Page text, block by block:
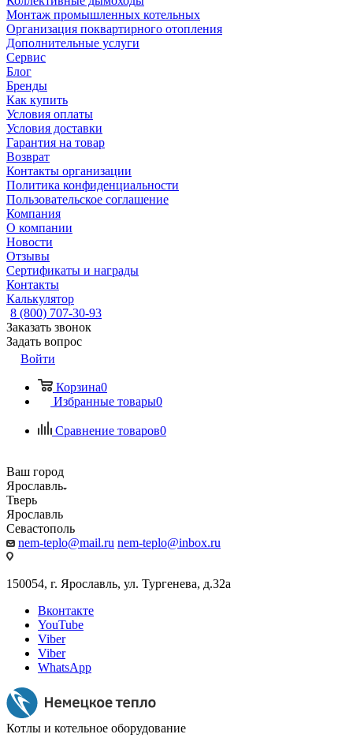
Монтаж промышленных котельных
Организация поквартирного отопления
Дополнительные услуги
Сервис
Блог
Бренды
Как купить
Условия оплаты
Условия доставки
Гарантия на товар
Возврат
Контакты организации
Политика конфиденциальности
Пользовательское соглашение
Компания
О компании
Новости
Отзывы
Сертификаты и награды
Контакты
Калькулятор
8 (800) 707-30-93
Заказать звонок
Задать вопрос
Войти
Корзина0
Избранные товары0
Сравнение товаров0
Ваш город
Ярославль
Тверь
Ярославль
Севастополь
nem-teplo@mail.ru nem-teplo@inbox.ru
150054, г. Ярославль, ул. Тургенева, д.32а
Вконтакте
YouTube
Viber
Viber
WhatsApp
Котлы и котельное оборудование